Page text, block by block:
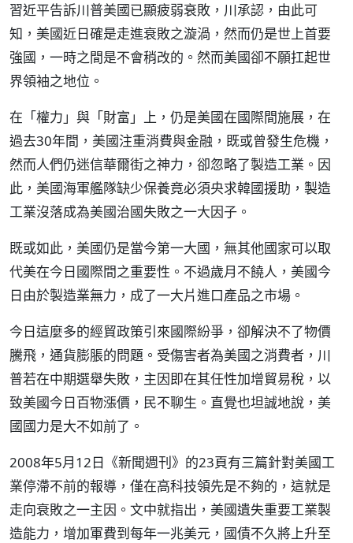
習近平告訴川普美國已顯疲弱衰敗，川承認，由此可
知，美國近日確是走進衰敗之漩渦，然而仍是世上首要
強國，一時之間是不會稍改的。然而美國卻不願扛起世
界領袖之地位。
在「權力」與「財富」上，仍是美國在國際間施展，在
過去30年間，美國注重消費與金融，既或曾發生危機，
然而人們仍迷信華爾街之神力，卻忽略了製造工業。因
此，美國海軍艦隊缺少保養竟必須央求韓國援助，製造
工業沒落成為美國治國失敗之一大因子。
既或如此，美國仍是當今第一大國，無其他國家可以取
代美在今日國際間之重要性。不過歲月不饒人，美國今
日由於製造業無力，成了一大片進口產品之市場。
今日這麼多的經貿政策引來國際紛爭，卻解決不了物價
騰飛，通貨膨脹的問題。受傷害者為美國之消費者，川
普若在中期選舉失敗，主因即在其任性加增貿易稅，以
致美國今日百物漲價，民不聊生。直覺也坦誠地說，美
國國力是大不如前了。
2008年5月12日《新聞週刊》的23頁有三篇針對美國工
業停滯不前的報導，僅在高科技領先是不夠的，這就是
走向衰敗之一主因。文中就指出，美國遺失重要工業製
造能力，增加軍費到每年一兆美元，國債不久將上升至